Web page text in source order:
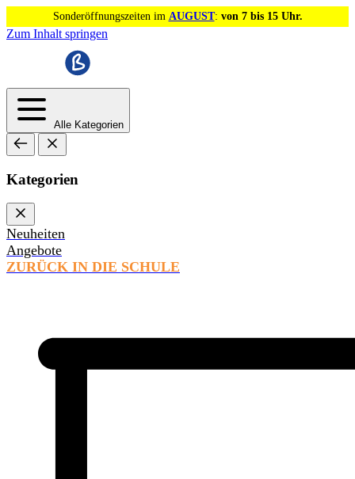
Sonderöffnungszeiten im AUGUST: von 7 bis 15 Uhr.
Zum Inhalt springen
Alle Kategorien
Kategorien
Neuheiten
Angebote
ZURÜCK IN DIE SCHULE